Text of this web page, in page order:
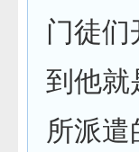
门徒们
到他就
所派